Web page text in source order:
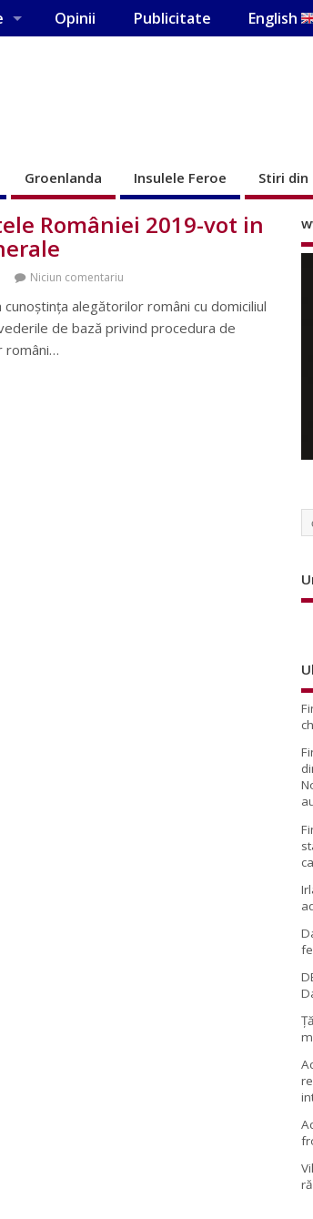
Opinii Publicitate English
Groenlanda Insulele Feroe Stiri din
României 2019-vot in
Niciun comentariu
alegătorilor români cu domiciliul
de bază privind procedura de
români…